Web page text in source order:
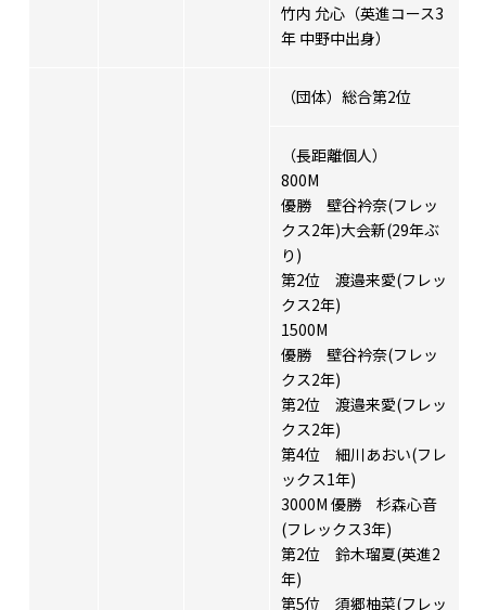
竹内 允心（英進コース3
年 中野中出身）
（団体）総合第2位
（長距離個人）
800M
優勝 壁谷衿奈(フレッ
クス2年)大会新(29年ぶ
り)
第2位 渡邉来愛(フレッ
クス2年)
1500M
優勝 壁谷衿奈(フレッ
クス2年)
第2位 渡邉来愛(フレッ
クス2年)
第4位 細川あおい(フレ
ックス1年)
3000M 優勝 杉森心音
(フレックス3年)
第2位 鈴木瑠夏(英進2
年)
第5位 須郷柚菜(フレッ